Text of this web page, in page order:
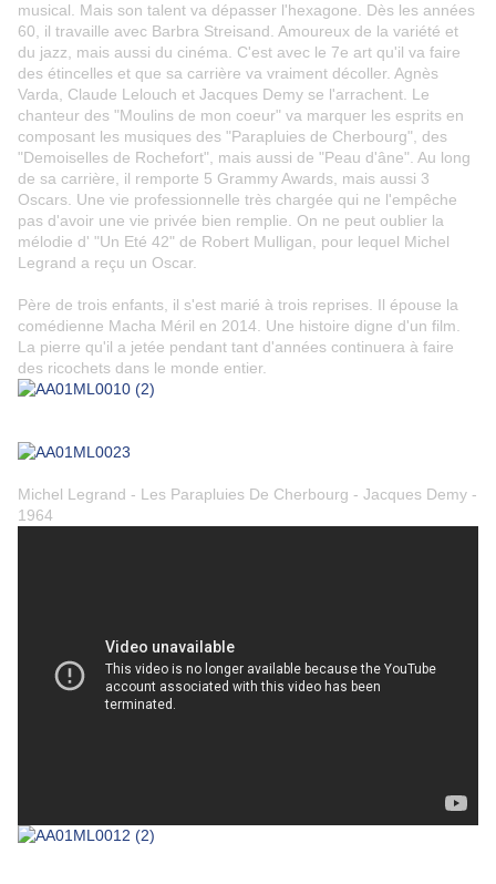
musical. Mais son talent va dépasser l'hexagone. Dès les années
60, il travaille avec Barbra Streisand. Amoureux de la variété et
du jazz, mais aussi du cinéma. C'est avec le 7e art qu'il va faire
des étincelles et que sa carrière va vraiment décoller. Agnès
Varda, Claude Lelouch et Jacques Demy se l'arrachent. Le
chanteur des "Moulins de mon coeur" va marquer les esprits en
composant les musiques des "Parapluies de Cherbourg", des
"Demoiselles de Rochefort", mais aussi de "Peau d'âne". Au long
de sa carrière, il remporte 5 Grammy Awards, mais aussi 3
Oscars. Une vie professionnelle très chargée qui ne l'empêche
pas d'avoir une vie privée bien remplie. On ne peut oublier la
mélodie d' "Un Eté 42" de Robert Mulligan, pour lequel Michel
Legrand a reçu un Oscar.
Père de trois enfants, il s'est marié à trois reprises. Il épouse la
comédienne Macha Méril en 2014. Une histoire digne d'un film.
La pierre qu'il a jetée pendant tant d'années continuera à faire
des ricochets dans le monde entier.
Michel Legrand - Les Parapluies De Cherbourg - Jacques Demy -
1964